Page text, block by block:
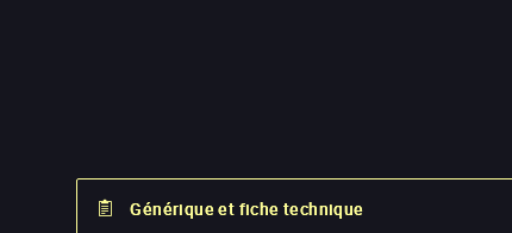
Générique et fiche technique